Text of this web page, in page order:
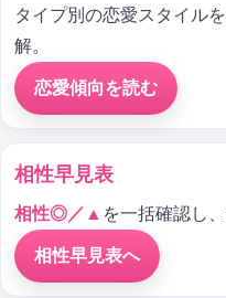
タイプ別の恋愛スタイルを
解。
恋愛傾向を読む
相性早見表
相性◎／▲ を一括確認し
相性早見表へ